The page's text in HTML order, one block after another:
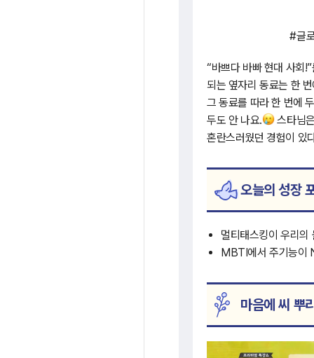
#글
“바쁘다 바빠 현대 사회
되는 옆자리 동료는 한
그 동료를 따라 한 번에
두도 안 나요.
스타님
혼란스러웠던 경험이 있
오늘의 성장
멀티태스킹이 우리의
MBTI에서 주기능이
마음에 씨 뿌